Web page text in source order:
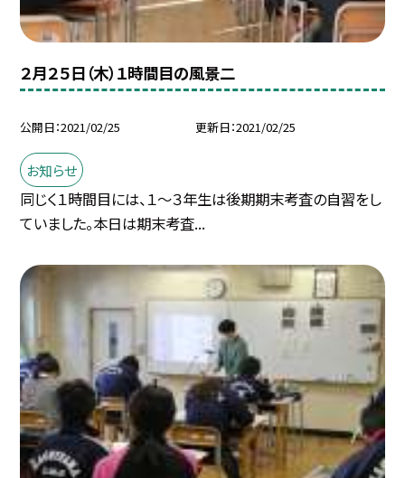
２月２５日（木）１時間目の風景二
公開日 2021/02/25 更新日 2021/02/25
お知らせ
同じく１時間目には、１〜３年生は後期期末考査の自習をし
ていました。本日は期末考査...